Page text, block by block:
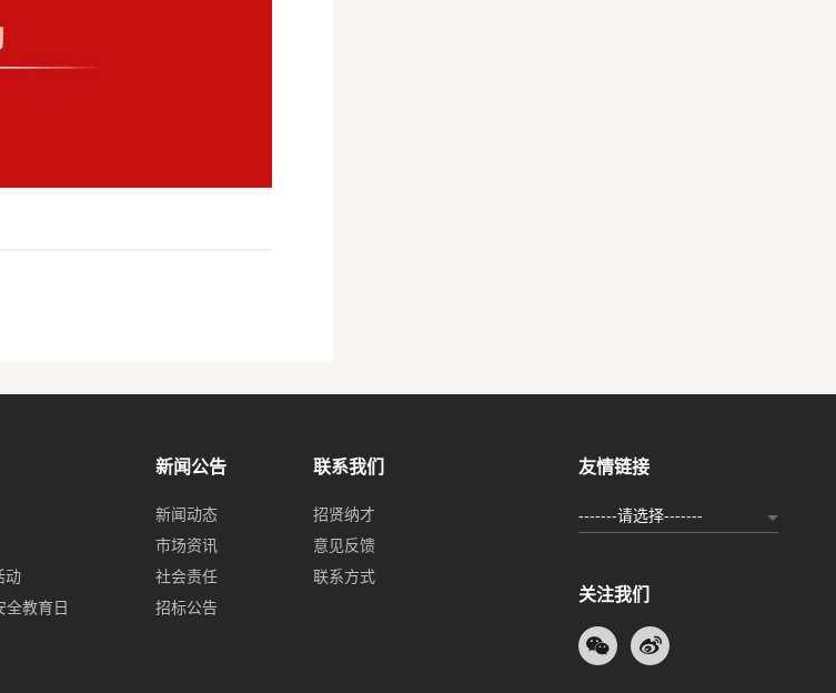
动
全教育日
新闻公告
新闻动态
市场资讯
社会责任
招标公告
联系我们
招贤纳才
意见反馈
联系方式
友情链接
-------请选择-------
关注我们